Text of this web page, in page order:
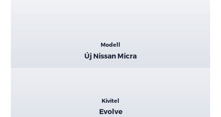
Modell
Új Nissan Micra
Kivitel
Evolve